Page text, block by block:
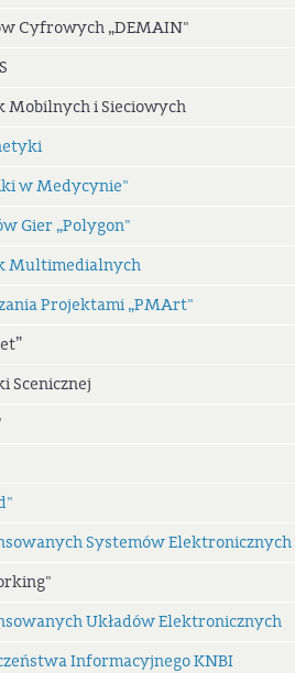
Cyfrowych „DEMAIN"
Mobilnych i Sieciowych
w Medycynie"
Gier „Polygon"
Multimedialnych
Projektami „PMArt"
Scenicznej
Systemów Elektronicznych
Układów Elektronicznych
Informacyjnego KNBI